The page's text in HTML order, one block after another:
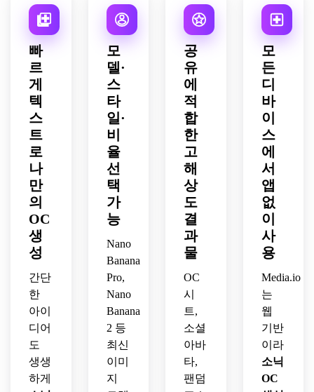
트 완
성도
의 그
림을
사용
하세
요.
성을
하세
드세
요.
쉬운
라벨,
한 라
인,
균형
잡힌
공간
배치,
팬덤
스타
일의
프로
페셔
널한
프레
젠테
이션
으로
콘셉
트를
공유
하세
요.
드라
마틱
러운
셀 셰
심플
한 그
라데
이션
배경,
뚜렷
한 조
명,
작은
크기
에서
도 잘
보이
는 고
품질
팬덤
스타
일 아
바타
프레
젠테
이션
을 활
빠
르
게
텍
스
트
로
나
만
의
OC
생
성
간단
한
아이
디어
도
생생
하게
모
델·
스
타
일·
비
율
선
택
가
능
Nano
Banana
Pro,
Nano
Banana
2 등
최신
이미
지
공
유
에
적
합
한
고
해
상
도
결
과
물
OC
시
트,
소셜
아바
타,
팬덤
모
든
디
바
이
스
에
서
앱
없
이
사
용
Media.io
는
웹
기반
이라
소닉
OC